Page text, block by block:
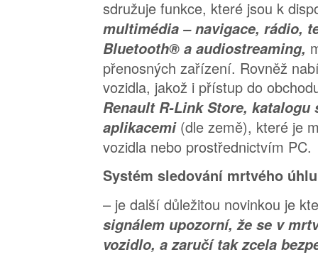
sdružuje funkce, které jsou k
multimédia – navigace, rádio,
Bluetooth® a audiostreaming,
přenosných zařízení. Rovněž
vozidla, jakož i přístup do
Renault R-Link Store, katalogu
aplikacemi (dle země), které je
vozidla nebo prostřednictvím PC.
Systém sledování mrtvého
– je další důležitou novinkou je
signálem upozorní, že se v
vozidlo, a zaručí tak zcela